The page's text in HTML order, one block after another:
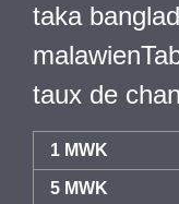
taka
taux de
1 MWK
5 MWK